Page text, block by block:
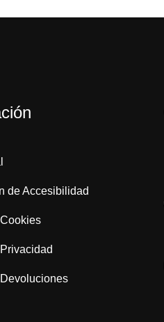
de Accesibilidad